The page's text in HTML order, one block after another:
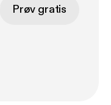
Prøv gratis